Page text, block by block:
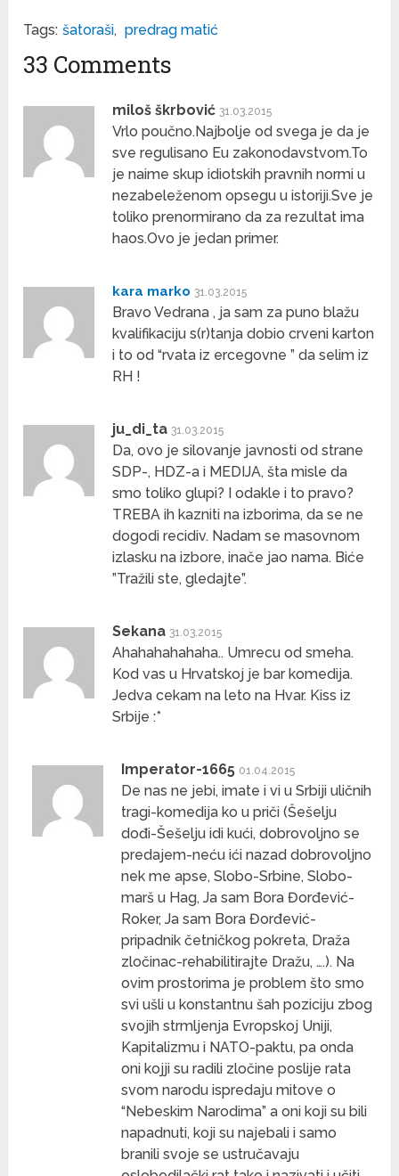
Tags: šatoraši, predrag matić
33 Comments
miloš škrbović 31.03.2015
Vrlo poučno.Najbolje od svega je da je
sve regulisano Eu zakonodavstvom.To
je naime skup idiotskih pravnih normi u
nezabeleženom opsegu u istoriji.Sve je
toliko prenormirano da za rezultat ima
haos.Ovo je jedan primer.
kara marko 31.03.2015
Bravo Vedrana , ja sam za puno blažu
kvalifikaciju s(r)tanja dobio crveni karton
i to od “rvata iz ercegovne ” da selim iz
RH !
ju_di_ta 31.03.2015
Da, ovo je silovanje javnosti od strane
SDP-, HDZ-a i MEDIJA, šta misle da
smo toliko glupi? I odakle i to pravo?
TREBA ih kazniti na izborima, da se ne
dogodi recidiv. Nadam se masovnom
izlasku na izbore, inače jao nama. Biće
”Tražili ste, gledajte”.
Sekana 31.03.2015
Ahahahahahaha.. Umrecu od smeha.
Kod vas u Hrvatskoj je bar komedija.
Jedva cekam na leto na Hvar. Kiss iz
Srbije :*
Imperator-1665 01.04.2015
De nas ne jebi, imate i vi u Srbiji uličnih
tragi-komedija ko u priči (Šešelju
dođi-Šešelju idi kući, dobrovoljno se
predajem-neću ići nazad dobrovoljno
nek me apse, Slobo-Srbine, Slobo-
marš u Hag, Ja sam Bora Đorđević-
Roker, Ja sam Bora Đorđević-
pripadnik četničkog pokreta, Draža
zločinac-rehabilitirajte Dražu, ….). Na
ovim prostorima je problem što smo
svi ušli u konstantnu šah poziciju zbog
svojih strmljenja Evropskoj Uniji,
Kapitalizmu i NATO-paktu, pa onda
oni kojji su radili zločine poslije rata
svom narodu ispredaju mitove o
“Nebeskim Narodima” a oni koji su bili
napadnuti, koji su najebali i samo
branili svoje se ustručavaju